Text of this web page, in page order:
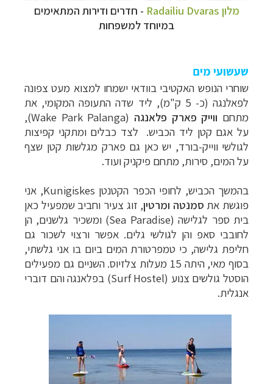
מלון Radailiu Dvaras - חדרים ודירות המתאימים
במיוחד למשפחות
שעשועי מים
שוחרי הנופש האקטיבי בוודאי ישמחו למצוא מעט צפונה
לפאלנגה (כ- 5 ק"מ), ליד שדה התעופה המקומי, את
מתחם ווייק פארק פלאנגה (
Wake Park Palanga
),
על אגם קטן ליד הכביש. לצד כבלים ומתקני קפיצות
לגולשי ווייק-בורד, יש כאן גם פארק מגלשות קטן שצף
על המים, סירות, מתחם פיקניק ועוד.
בהמשך הכביש, לחופי הכפר הקטנטן Kunigiskes, אני
פוגשת את סמנטה ומרטין, זוג צעיר וחביב שמפעיל כאן
בית ספר לגלישה (Sea Paradise) ומשכיר גלשנים, הן
לחובבי סאפ והן לגולשי גלים. אפשר ורצוי לשכור גם
חליפת גלישה, כי טמפרטורת המים ביום בו אני גלשתי,
בסוף מאי, היתה 15 מעלות צלזיוס. השניים גם מפעילים
הוסטל גולשים צנוע (Surf Hostel) בפלאנגה והם דוברי
אנגלית.